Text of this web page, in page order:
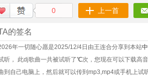
0 上一首
的签名
年一切随心愿是2025/12/4日由王连合分享到本站
听， 此dj歌曲一共被试听了℃次，您现在可以下载高
到自己电脑上，然后就可以传到mp3,mp4或手机上试听